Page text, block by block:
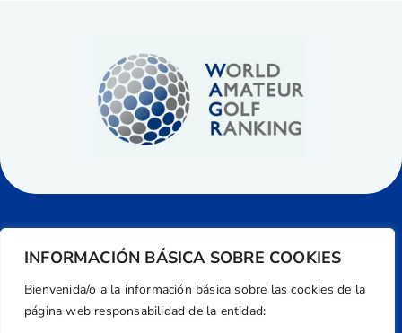
INFORMACIÓN BÁSICA SOBRE COOKIES
Bienvenida/o a la información básica sobre las cookies de la
página web responsabilidad de la entidad: